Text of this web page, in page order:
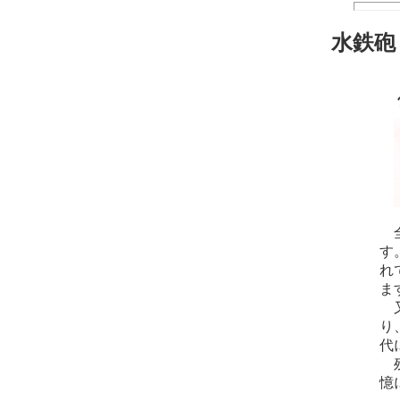
水鉄
す
れ
ま
り
代
憶